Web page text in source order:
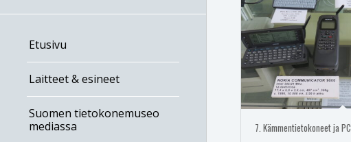
Etusivu
Laitteet & esineet
Suomen tietokonemuseo
mediassa
7. Kämmentietokoneet ja PC